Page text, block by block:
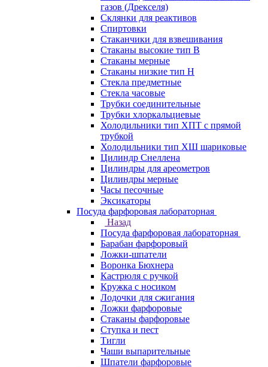
газов (Дрекселя)
Склянки для реактивов
Спиртовки
Стаканчики для взвешивания
Стаканы высокие тип В
Стаканы мерные
Стаканы низкие тип Н
Стекла предметные
Стекла часовые
Трубки соединительные
Трубки хлоркальциевые
Холодильники тип ХПТ с прямой
трубкой
Холодильники тип ХШ шариковые
Цилиндр Снеллена
Цилиндры для ареометров
Цилиндры мерные
Часы песочные
Эксикаторы
Посуда фарфоровая лабораторная
Назад
Посуда фарфоровая лабораторная
Барабан фарфоровый
Ложки-шпатели
Воронка Бюхнера
Кастрюля с ручкой
Кружка с носиком
Лодочки для сжигания
Ложки фарфоровые
Стаканы фарфоровые
Ступка и пест
Тигли
Чаши выпарительные
Шпатели фарфоровые